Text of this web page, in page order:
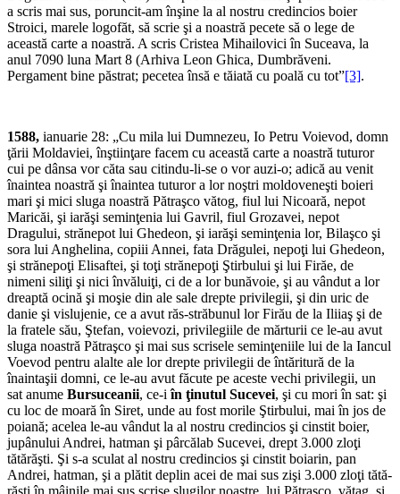
a scris mai sus, poruncit-am înşine la al nostru credincios boier
Stroici, marele logofăt, să scrie şi a noastră pecete să o lege de
această carte a noastră. A scris Cristea Mihailovici în Suceava, la
anul 7090 luna Mart 8 (Arhiva Leon Ghica, Dumbrăveni.
Pergament bine păstrat; pe­cetea însă e tăiată cu poală cu tot”[3].
1588, ianuarie 28: „Cu mila lui Dumnezeu, Io Petru Voievod, domn
ţă­rii Moldaviei, înştiinţare facem cu această carte a noastră tuturor
cui pe dânsa vor căta sau citindu-li-se o vor auzi-o; adică au venit
înaintea noastră şi înaintea tuturor a lor noştri moldoveneşti boieri
mari şi mici sluga noastră Pătraşco vătog, fiul lui Nicoară, nepot
Maricăi, şi iarăşi seminţenia lui Gavril, fiul Grozavei, nepot
Dragului, strănepot lui Ghedeon, şi iarăşi seminţenia lor, Bilaşco şi
sora lui Anghelina, copiii Annei, fata Drăgulei, nepoţi lui Ghedeon,
şi strănepoţi Elisaftei, şi toţi strănepoţi Ştirbului şi lui Firăe, de
nimeni siliţi şi nici învăluiţi, ci de a lor bunăvoie, şi au vândut a lor
dreaptă ocină şi moşie din ale sale drepte privilegii, şi din uric de
danie şi vislujenie, ce a avut răs-străbunul lor Firău de la Iliiaş şi de
la fratele său, Ştefan, voievozi, privilegiile de mărturii ce le-au avut
sluga noastră Pătraşco şi mai sus scrisele seminţeniile lui de la Iancul
Voevod pentru alalte ale lor drepte privilegii de întăritură de la
înaintaşii domni, ce le-au avut făcute pe aceste vechi privilegii, un
sat anume Bursuceanii, ce-iîn ţinutul Sucevei, şi cu mori în sat: şi
cu loc de moară în Siret, unde au fost morile Ştirbului, mai în jos de
poiană; acelea le-au vândut la al nostru credincios şi cinstit boier,
jupânului Andrei, hatman şi pârcălab Sucevei, drept 3.000 zloţi
tătărăşti. Şi s-a sculat al nostru credincios şi cinstit boiarin, pan
Andrei, hatman, şi a plătit deplin acei de mai sus zişi 3.000 zloţi tătă­